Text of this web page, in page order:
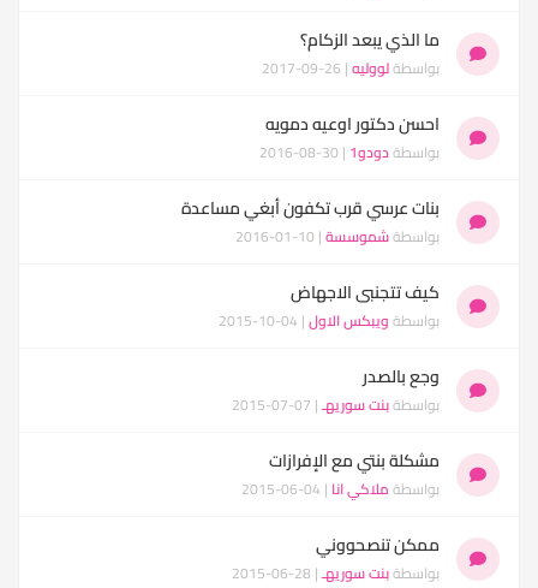
ما الذي يبعد الزكام؟
بواسطةلووليه| 26-09-2017
احسن دكتور اوعيه دمويه
بواسطةدودو1 | 30-08-2016
بنات عرسي قرب تكفون أبغي مساعدة
بواسطةشموسسة| 10-01-2016
كيف تتجنبى الاجهاض
بواسطةويبكس الاول| 04-10-2015
وجع بالصدر
بواسطةبنت سوريهـ| 07-07-2015
مشكلة بنتي مع الإفرازات
بواسطةملاكي انا | 04-06-2015
ممكن تنصحووني
بواسطةبنت سوريهـ| 28-06-2015